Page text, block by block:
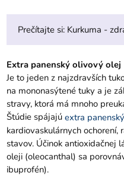
Prečítajte si: Kurkuma -
Extra panenský olivový olej
Je to jeden z najzdravších
na mononasýtené tuky a je
stravy, ktorá má mnoho
Štúdie spájajúextra
kardiovaskulárnych ochorení,
stavov. Účinok antioxidačnej
oleji (oleocanthal) sa
ibuprofén).